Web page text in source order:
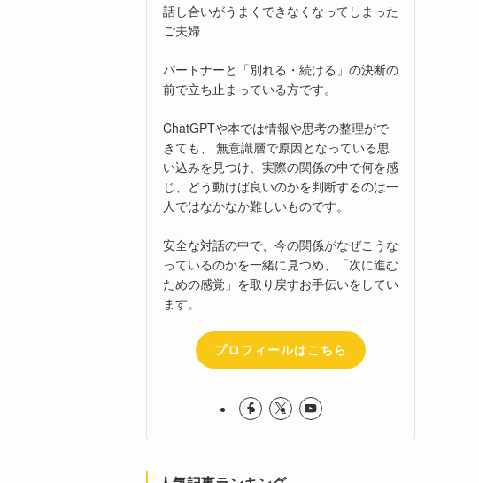
話し合いがうまくできなくなってしまった
ご夫婦
パートナーと「別れる・続ける」の決断の
前で立ち止まっている方です。
ChatGPTや本では情報や思考の整理がで
きても、 無意識層で原因となっている思
い込みを見つけ、実際の関係の中で何を感
じ、どう動けば良いのかを判断するのは一
人ではなかなか難しいものです。
安全な対話の中で、今の関係がなぜこうな
っているのかを一緒に見つめ、「次に進む
ための感覚」を取り戻すお手伝いをしてい
ます。
プロフィールはこちら